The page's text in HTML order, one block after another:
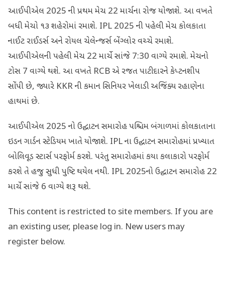
આઈપીએલ 2025 ની પ્રથમ મેચ 22 માર્ચના રોજ યોજાશે. આ વખતે
બધી મેચો ૧૩ શહેરોમાં રમાશે. IPL 2025 ની પહેલી મેચ કોલકાતા
નાઈટ રાઈડર્સ અને રોયલ ચેલેન્જર્સ બેંગ્લોર વચ્ચે રમાશે.
આઈપીએલની પહેલી મેચ 22 માર્ચે સાંજે 7:30 વાગ્યે રમાશે. મેચનો
ટોસ 7 વાગ્યે થશે. આ વખતે RCB એ રજત પાટીદારને કેપ્ટનશીપ
સોંપી છે, જ્યારે KKR ની કમાન સિનિયર ખેલાડી અજિંક્ય રહાણેના
હાથમાં છે.
આઈપીએલ 2025 નો ઉદ્ઘાટન સમારોહ પશ્ચિમ બંગાળમાં કોલકાતાના
ઇડન ગાર્ડન સ્ટેડિયમ ખાતે યોજાશે. IPL ના ઉદ્ઘાટન સમારોહમાં પ્રખ્યાત
બોલિવૂડ સ્ટાર્સ પરફોર્મ કરશે. પરંતુ સમારોહમાં કયા કલાકારો પરફોર્મ
કરશે તે હજુ સુધી પુષ્ટિ થયેલ નથી. IPL 2025નો ઉદ્ઘાટન સમારોહ 22
માર્ચે સાંજે 6 વાગ્યે શરૂ થશે.
This content is restricted to site members. If you are
an existing user, please log in. New users may
register below.